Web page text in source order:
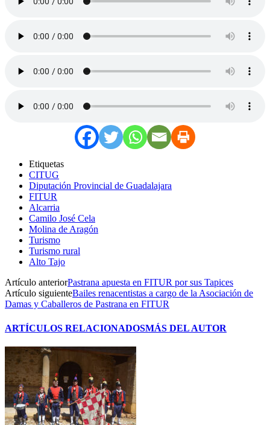
Etiquetas
CITUG
Diputación Provincial de Guadalajara
FITUR
Alcarria
Camilo José Cela
Molina de Aragón
Turismo
Turismo rural
Alto Tajo
Artículo anteriorPastrana apuesta en FITUR por sus Tapices
Artículo siguienteBailes renacentistas a cargo de la Asociación de
Damas y Caballeros de Pastrana en FITUR
ARTÍCULOS RELACIONADOSMÁS DEL AUTOR